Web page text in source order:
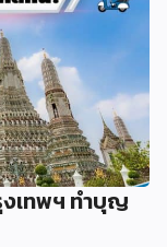
งเทพฯ ทำบุญ